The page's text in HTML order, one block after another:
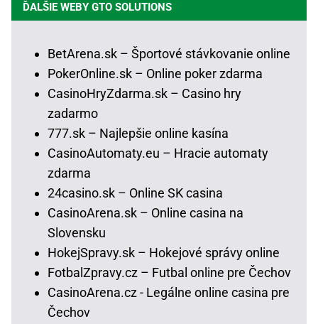
ĎALŠIE WEBY GTO SOLUTIONS
BetArena.sk – Športové stávkovanie online
PokerOnline.sk – Online poker zdarma
CasinoHryZdarma.sk – Casino hry
zadarmo
777.sk – Najlepšie online kasína
CasinoAutomaty.eu – Hracie automaty
zdarma
24casino.sk – Online SK casina
CasinoArena.sk – Online casina na
Slovensku
HokejSpravy.sk – Hokejové správy online
FotbalZpravy.cz – Futbal online pre Čechov
CasinoArena.cz - Legálne online casina pre
Čechov